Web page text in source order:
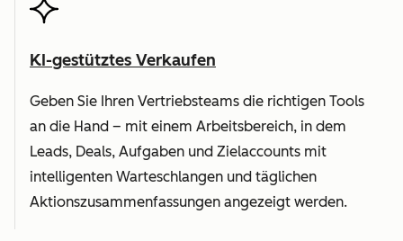
KI-gestütztes Verkaufen
Geben Sie Ihren Vertriebsteams die richtigen Tools
an die Hand – mit einem Arbeitsbereich, in dem
Leads, Deals, Aufgaben und Zielaccounts mit
intelligenten Warteschlangen und täglichen
Aktionszusammenfassungen angezeigt werden.